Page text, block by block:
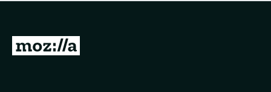
점
습
니
M